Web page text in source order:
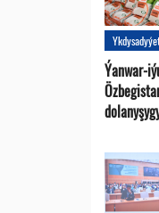
Ýanwar-